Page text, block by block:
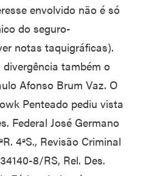
envolvido não é só
do seguro-
notas taquigráficas).
também o
Afonso Brum Vaz. O
Penteado pediu vista
Federal José Germano
4ªS., Revisão Criminal
8/RS, Rel. Des.